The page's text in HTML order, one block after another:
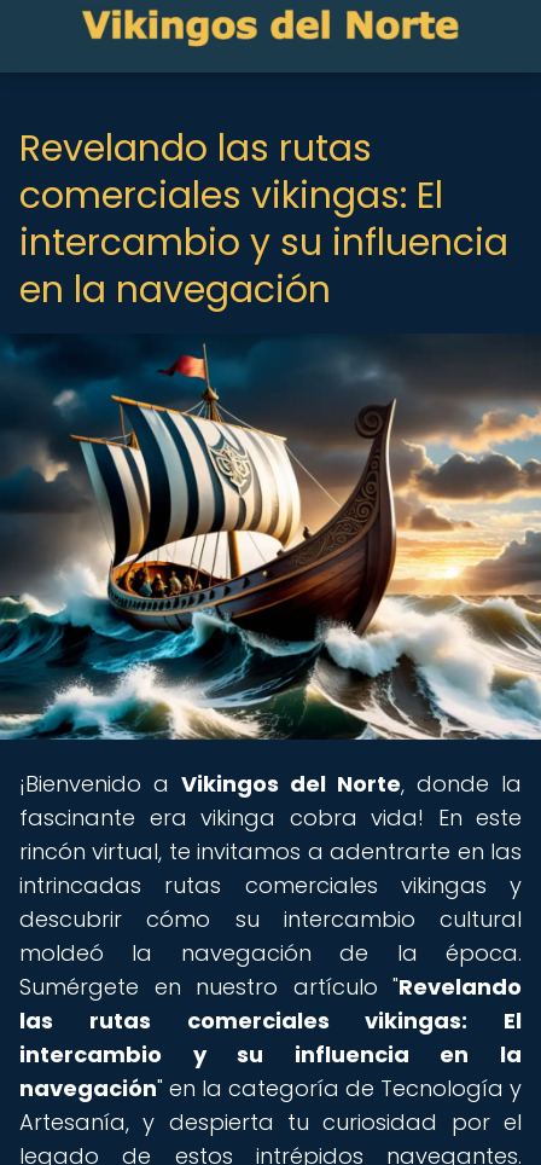
Revelando las rutas
comerciales vikingas: El
intercambio y su influencia
en la navegación
¡Bienvenido a Vikingos del Norte, donde la
fascinante era vikinga cobra vida! En este
rincón virtual, te invitamos a adentrarte en las
intrincadas rutas comerciales vikingas y
descubrir cómo su intercambio cultural
moldeó la navegación de la época.
Sumérgete en nuestro artículo "Revelando
las rutas comerciales vikingas: El
intercambio y su influencia en la
navegación" en la categoría de Tecnología y
Artesanía, y despierta tu curiosidad por el
legado de estos intrépidos navegantes.